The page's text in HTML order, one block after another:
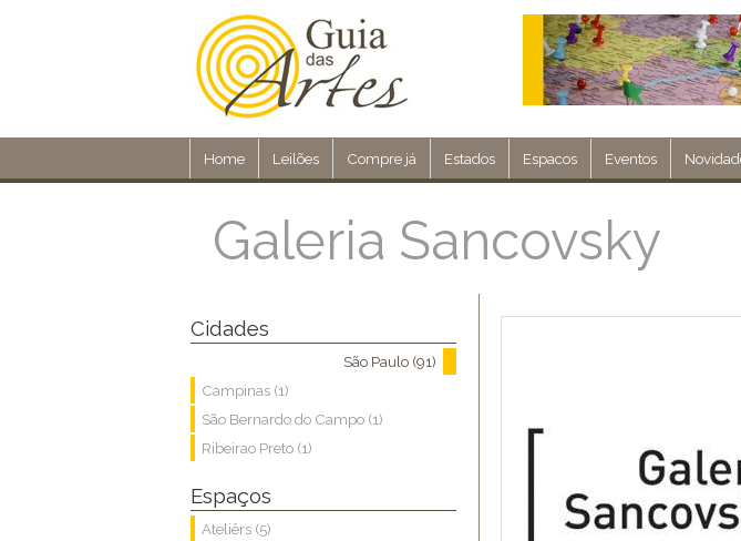
Home Leilões Compre já Estados Espacos Eventos
Galeria Sancovsky
Cidades
São Paulo (91)
Campinas (1)
São Bernardo do Campo (1)
Ribeirao Preto (1)
Espaços
Ateliêrs (5)